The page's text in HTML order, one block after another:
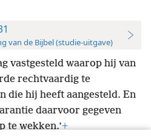
van de Bijbel (studie-uitgave)
vastgesteld waarop hij van
rechtvaardig te
die hij heeft aangesteld. En
daarvoor gegeven
te wekken.’+